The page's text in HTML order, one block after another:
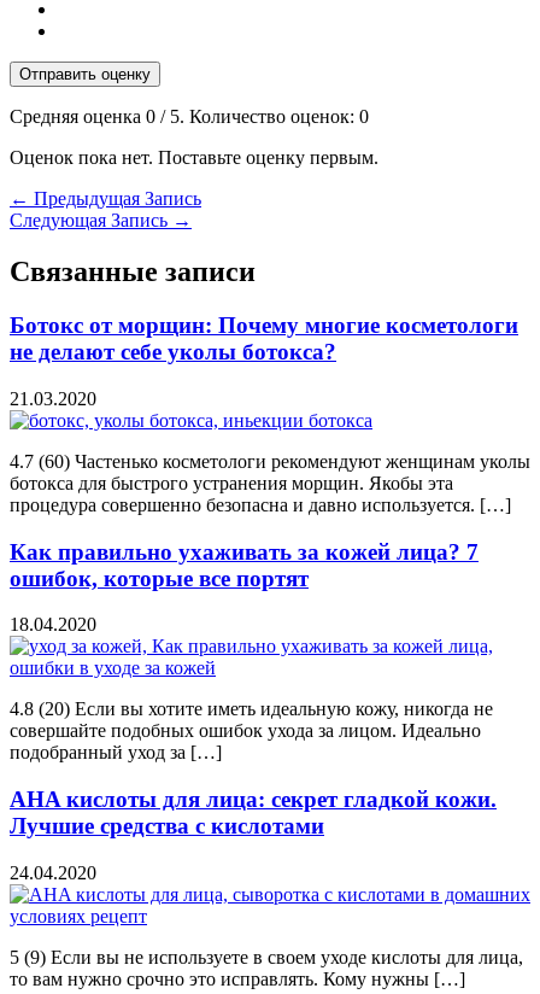
Отправить оценку
Средняя оценка 0 / 5. Количество оценок: 0
Оценок пока нет. Поставьте оценку первым.
← Предыдущая Запись
Следующая Запись →
Связанные записи
Ботокс от морщин: Почему многие косметологи
не делают себе уколы ботокса?
21.03.2020
4.7 (60) Частенько косметологи рекомендуют женщинам уколы
ботокса для быстрого устранения морщин. Якобы эта
процедура совершенно безопасна и давно используется. […]
Как правильно ухаживать за кожей лица? 7
ошибок, которые все портят
18.04.2020
4.8 (20) Если вы хотите иметь идеальную кожу, никогда не
совершайте подобных ошибок ухода за лицом. Идеально
подобранный уход за […]
AHA кислоты для лица: секрет гладкой кожи.
Лучшие средства с кислотами
24.04.2020
5 (9) Если вы не используете в своем уходе кислоты для лица,
то вам нужно срочно это исправлять. Кому нужны […]